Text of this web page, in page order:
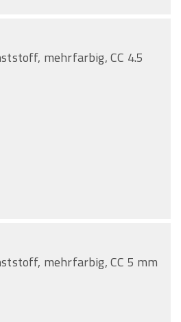
mehrfarbig, CC 4.5
mehrfarbig, CC 5 mm